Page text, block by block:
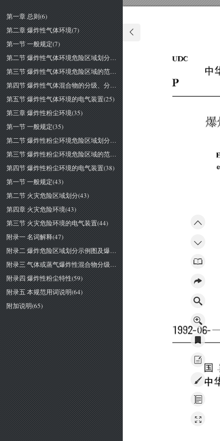
第一章 总则(6)
第二章 爆炸性气体环境(7)
第一节 一般规定(7)
第二节 爆炸性气体环境危险区域划分(8)
第三节 爆炸性气体环境危险区域的范围(11)
第四节 爆炸性气体混合物的分级、分组(24)
第五节 爆炸性气体环境的电气装置(25)
第三章 爆炸性粉尘环境(35)
第一节 一般规定(35)
第二节 爆炸性粉尘环境危险区域划分(37)
第三节 爆炸性粉尘环境危险区域的范围(37)
第四节 爆炸性粉尘环境的电气装置(38)
第一节 一般规定(43)
第二节 火灾危险区域划分(43)
第四章 火灾危险环境(43)
第三节 火灾危险环境的电气装置(44)
附录一 名词解释(47)
附录二 爆炸危险区域划分示例图及爆炸危险区城划分条件表(49)
附录三 气体或蒸气爆炸性混合物分级分组举例(52)
附录四 爆炸性粉尘特性(59)
附录五 本规范用词说明(64)
附加说明(65)
中
爆
El
1992-06--09
中